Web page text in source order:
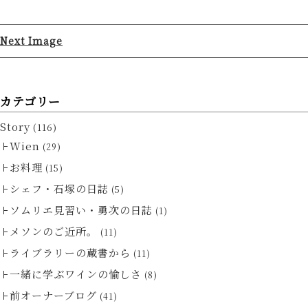
Next Image
カテゴリー
Story (116)
Wien (29)
お料理 (15)
シェフ・石塚の日誌 (5)
ソムリエ見習い・勇次の日誌 (1)
メソンのご近所。 (11)
ライブラリーの蔵書から (11)
一緒に学ぶワインの愉しさ (8)
前オーナーブログ (41)